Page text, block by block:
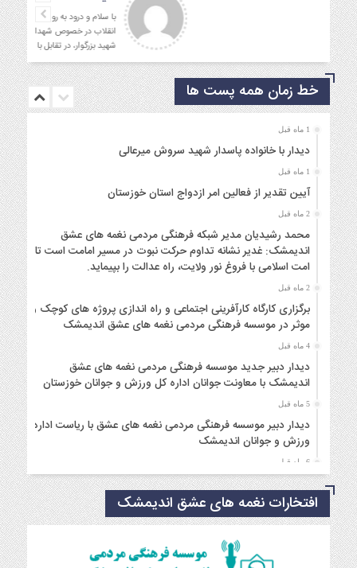
موفق باشید و تندرست
خط زمان همه پست ها
1 ماه قبل
دیدار با خانواده پاسدار شهید سروش میرعالی
1 ماه قبل
آیین تقدیر از فعالین امر ازدواج استان خوزستان
2 ماه قبل
محمد رشیدیان مدیر شبکه فرهنگی مردمی نغمه های عشق
اندیمشک: غدیر نشانه تداوم حرکت نبوت در مسیر امامت است تا
امت اسلامی با فروغ نور ولایت، راه عدالت را بپیماید.
2 ماه قبل
برگزاری کارگاه کارآفرینی اجتماعی و راه اندازی پروژه های کوچک و
موثر در موسسه فرهنگی مردمی نغمه های عشق اندیمشک
4 ماه قبل
دیدار دبیر جدید موسسه فرهنگی مردمی نغمه های عشق
اندیمشک با معاونت جوانان اداره کل ورزش و جوانان خوزستان
5 ماه قبل
دیدار دبیر موسسه فرهنگی مردمی نغمه های عشق با ریاست اداره
ورزش و جوانان اندیمشک
6 ماه قبل
مراسم دورهمی خانوادگی با عنوان کافه شادی مهدوی به مناسبت
نیمه شعبان و دهه فجر و هفته ی جوان در اندیمشک برگزار شد.
6 ماه قبل
مراسم جشن ولادت امام زمان (عج) و جشن فجر انقلاب اسلامی و
هفته ی جوان در اندیمشک برگزار شد.
افتخارات نغمه های عشق اندیمشک